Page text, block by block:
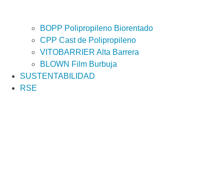
BOPP Polipropileno Biorentado
CPP Cast de Polipropileno
VITOBARRIER Alta Barrera
BLOWN Film Burbuja
SUSTENTABILIDAD
RSE